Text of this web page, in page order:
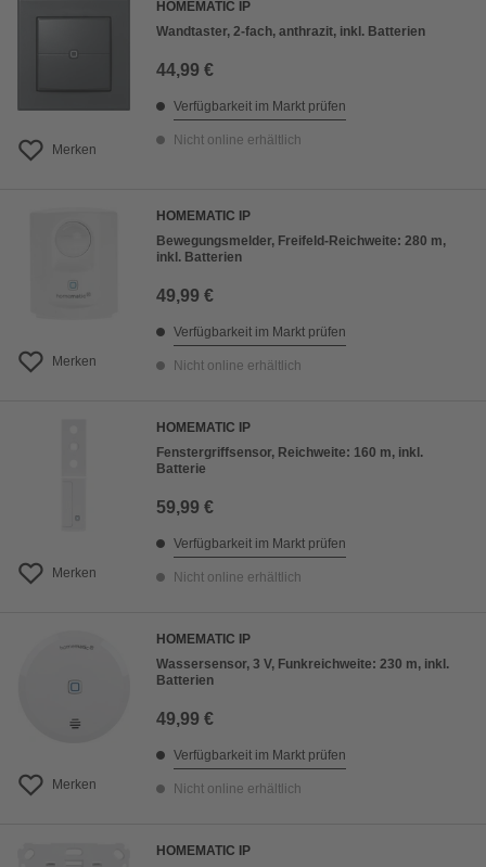
Merken
HOMEMATIC IP
Wandtaster, 2-fach, anthrazit, inkl. Batterien
44,99 €
Verfügbarkeit im Markt prüfen
Nicht online erhältlich
Merken
HOMEMATIC IP
Bewegungsmelder, Freifeld-Reichweite: 280 m,
inkl. Batterien
49,99 €
Verfügbarkeit im Markt prüfen
Nicht online erhältlich
Merken
HOMEMATIC IP
Fenstergriffsensor, Reichweite: 160 m, inkl.
Batterie
59,99 €
Verfügbarkeit im Markt prüfen
Nicht online erhältlich
Merken
HOMEMATIC IP
Wassersensor, 3 V, Funkreichweite: 230 m, inkl.
Batterien
49,99 €
Verfügbarkeit im Markt prüfen
Nicht online erhältlich
HOMEMATIC IP